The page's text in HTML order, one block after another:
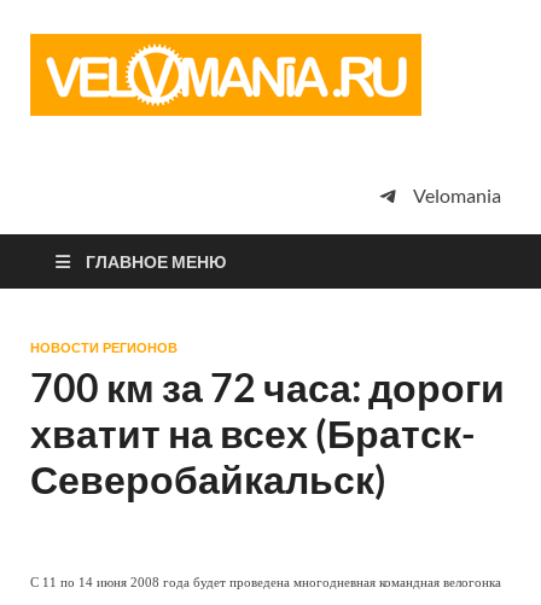
просто
Velomania
ГЛАВНОЕ МЕНЮ
НОВОСТИ РЕГИОНОВ
700 км за 72 часа: дороги
хватит на всех (Братск-
Северобайкальск)
С 11 по 14 июня 2008 года будет проведена многодневная командная велогонка